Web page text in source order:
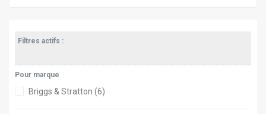
Filtres actifs :
Pour marque
Briggs & Stratton (6)